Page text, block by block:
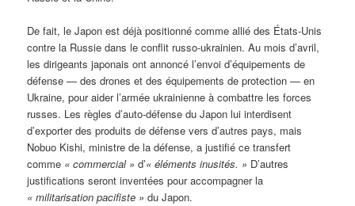
De fait, le Japon est déjà positionné comme allié des États-Unis
contre la Russie dans le conflit russo-ukrainien. Au mois d’avril,
les dirigeants japonais ont annoncé l’envoi d’équipements de
défense — des drones et des équipements de protection — en
Ukraine, pour aider l’armée ukrainienne à combattre les forces
russes. Les règles d’auto-défense du Japon lui interdisent
d’exporter des produits de défense vers d’autres pays, mais
Nobuo Kishi, ministre de la défense, a justifié ce transfert
comme « commercial » d’« éléments inusités. » D’autres
justifications seront inventées pour accompagner la
« militarisation pacifiste » du Japon.